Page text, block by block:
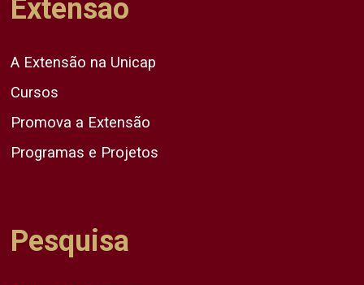
Extensão
A Extensão na Unicap
Cursos
Promova a Extensão
Programas e Projetos
Pesquisa